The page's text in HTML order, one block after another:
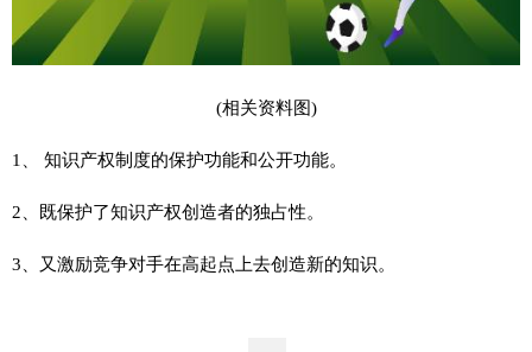
(相关资料图)
1、 知识产权制度的保护功能和公开功能。
2、既保护了知识产权创造者的独占性。
3、又激励竞争对手在高起点上去创造新的知识。